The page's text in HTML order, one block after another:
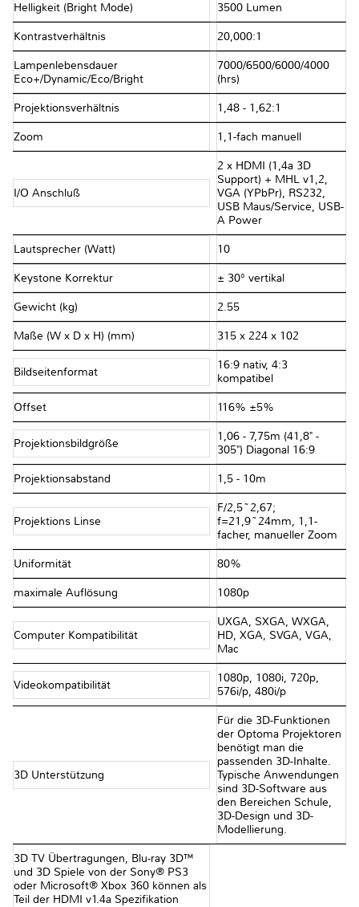
Helligkeit (Bright Mode) 3500 Lumen
Kontrastverhältnis 20,000:1
Lampenlebensdauer
Eco+/Dynamic/Eco/Bright
7000/6500/6000/4000
(hrs)
Projektionsverhältnis 1,48 - 1,62:1
Zoom 1,1-fach manuell
I/O Anschluß
2 x HDMI (1,4a 3D
Support) + MHL v1,2,
VGA (YPbPr), RS232,
USB Maus/Service, USB-
A Power
Lautsprecher (Watt) 10
Keystone Korrektur ± 30° vertikal
Gewicht (kg) 2.55
Maße (W x D x H) (mm) 315 x 224 x 102
Bildseitenformat
16:9 nativ, 4:3
kompatibel
Offset 116% ±5%
Projektionsbildgröße
1,06 - 7,75m (41,8" -
305") Diagonal 16:9
Projektionsabstand 1,5 - 10m
Projektions Linse
F/2,5~2,67;
f=21,9~24mm, 1,1-
facher, manueller Zoom
Uniformität 80%
maximale Auflösung 1080p
Computer Kompatibilität
UXGA, SXGA, WXGA,
HD, XGA, SVGA, VGA,
Mac
Videokompatibilität
1080p, 1080i, 720p,
576i/p, 480i/p
3D Unterstützung
Für die 3D-Funktionen
der Optoma Projektoren
benötigt man die
passenden 3D-Inhalte.
Typische Anwendungen
sind 3D-Software aus
den Bereichen Schule,
3D-Design und 3D-
Modellierung.
3D TV Übertragungen, Blu-ray 3D™
und 3D Spiele von der Sony® PS3
oder Microsoft® Xbox 360 können als
Teil der HDMI v1.4a Spezifikation